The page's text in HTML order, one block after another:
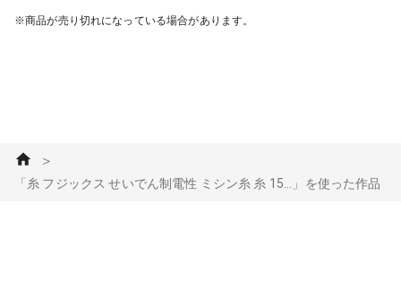
※商品が売り切れになっている場合があります。
＞
「糸 フジックス せいでん制電性 ミシン糸 糸 15...」を使った作品